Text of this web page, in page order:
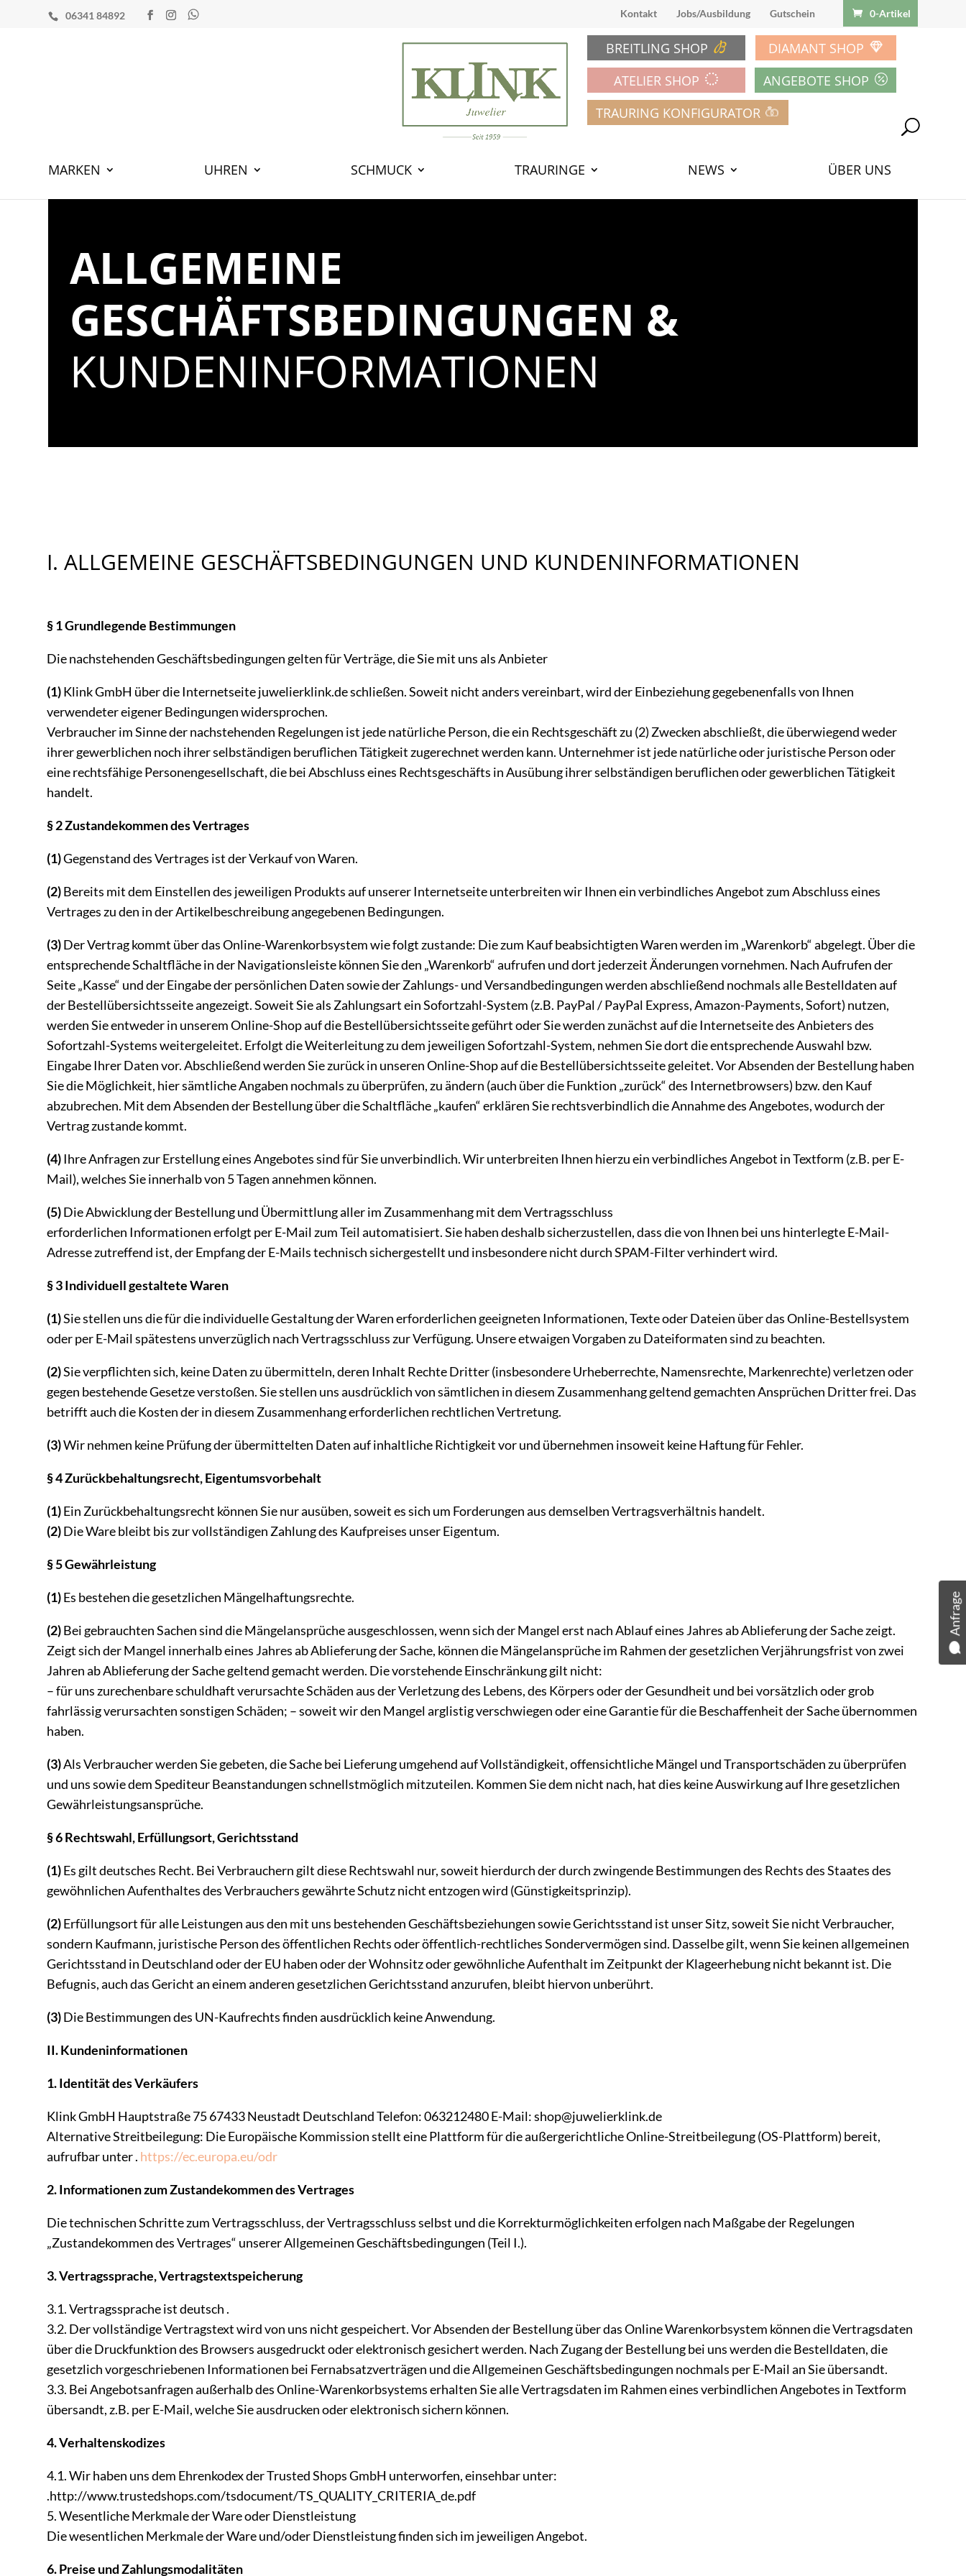
06341 84892 Kontakt Jobs/Ausbildung Gutschein 0-Artikel
MARKEN UHREN SCHMUCK TRAURINGE NEWS ÜBER UNS
BREITLING SHOP
DIAMANT SHOP
ATELIER SHOP
ANGEBOTE SHOP
TRAURING KONFIGURATOR
ALLGEMEINE
GESCHÄFTSBEDINGUNGEN &
KUNDENINFORMATIONEN
I. ALLGEMEINE GESCHÄFTSBEDINGUNGEN UND KUNDENINFORMATIONEN
§ 1 Grundlegende Bestimmungen
Die nachstehenden Geschäftsbedingungen gelten für Verträge, die Sie mit uns als Anbieter
(1)Klink GmbH über die Internetseite juwelierklink.de schließen. Soweit nicht anders vereinbart, wird der Einbeziehung gegebenenfalls von Ihnen
verwendeter eigener Bedingungen widersprochen.
Verbraucher im Sinne der nachstehenden Regelungen ist jede natürliche Person, die ein Rechtsgeschäft zu (2) Zwecken abschließt, die überwiegend weder
ihrer gewerblichen noch ihrer selbständigen beruflichen Tätigkeit zugerechnet werden kann. Unternehmer ist jede natürliche oder juristische Person oder
eine rechtsfähige Personengesellschaft, die bei Abschluss eines Rechtsgeschäfts in Ausübung ihrer selbständigen beruflichen oder gewerblichen Tätigkeit
handelt.
§ 2 Zustandekommen des Vertrages
(1)Gegenstand des Vertrages ist der Verkauf von Waren.
(2)Bereits mit dem Einstellen des jeweiligen Produkts auf unserer Internetseite unterbreiten wir Ihnen ein verbindliches Angebot zum Abschluss eines
Vertrages zu den in der Artikelbeschreibung angegebenen Bedingungen.
(3)Der Vertrag kommt über das Online-Warenkorbsystem wie folgt zustande: Die zum Kauf beabsichtigten Waren werden im „Warenkorb“ abgelegt. Über die
entsprechende Schaltfläche in der Navigationsleiste können Sie den „Warenkorb“ aufrufen und dort jederzeit Änderungen vornehmen. Nach Aufrufen der
Seite „Kasse“ und der Eingabe der persönlichen Daten sowie der Zahlungs- und Versandbedingungen werden abschließend nochmals alle Bestelldaten auf
der Bestellübersichtsseite angezeigt. Soweit Sie als Zahlungsart ein Sofortzahl-System (z.B. PayPal / PayPal Express, Amazon-Payments, Sofort) nutzen,
werden Sie entweder in unserem Online-Shop auf die Bestellübersichtsseite geführt oder Sie werden zunächst auf die Internetseite des Anbieters des
Sofortzahl-Systems weitergeleitet. Erfolgt die Weiterleitung zu dem jeweiligen Sofortzahl-System, nehmen Sie dort die entsprechende Auswahl bzw.
Eingabe Ihrer Daten vor. Abschließend werden Sie zurück in unseren Online-Shop auf die Bestellübersichtsseite geleitet. Vor Absenden der Bestellung haben
Sie die Möglichkeit, hier sämtliche Angaben nochmals zu überprüfen, zu ändern (auch über die Funktion „zurück“ des Internetbrowsers) bzw. den Kauf
abzubrechen. Mit dem Absenden der Bestellung über die Schaltfläche „kaufen“ erklären Sie rechtsverbindlich die Annahme des Angebotes, wodurch der
Vertrag zustande kommt.
(4)Ihre Anfragen zur Erstellung eines Angebotes sind für Sie unverbindlich. Wir unterbreiten Ihnen hierzu ein verbindliches Angebot in Textform (z.B. per E-
Mail), welches Sie innerhalb von 5 Tagen annehmen können.
(5)Die Abwicklung der Bestellung und Übermittlung aller im Zusammenhang mit dem Vertragsschluss
erforderlichen Informationen erfolgt per E-Mail zum Teil automatisiert. Sie haben deshalb sicherzustellen, dass die von Ihnen bei uns hinterlegte E-Mail-
Adresse zutreffend ist, der Empfang der E-Mails technisch sichergestellt und insbesondere nicht durch SPAM-Filter verhindert wird.
§ 3 Individuell gestaltete Waren
(1)Sie stellen uns die für die individuelle Gestaltung der Waren erforderlichen geeigneten Informationen, Texte oder Dateien über das Online-Bestellsystem
oder per E-Mail spätestens unverzüglich nach Vertragsschluss zur Verfügung. Unsere etwaigen Vorgaben zu Dateiformaten sind zu beachten.
(2)Sie verpflichten sich, keine Daten zu übermitteln, deren Inhalt Rechte Dritter (insbesondere Urheberrechte, Namensrechte, Markenrechte) verletzen oder
gegen bestehende Gesetze verstoßen. Sie stellen uns ausdrücklich von sämtlichen in diesem Zusammenhang geltend gemachten Ansprüchen Dritter frei. Das
betrifft auch die Kosten der in diesem Zusammenhang erforderlichen rechtlichen Vertretung.
(3)Wir nehmen keine Prüfung der übermittelten Daten auf inhaltliche Richtigkeit vor und übernehmen insoweit keine Haftung für Fehler.
§ 4 Zurückbehaltungsrecht, Eigentumsvorbehalt
(1)Ein Zurückbehaltungsrecht können Sie nur ausüben, soweit es sich um Forderungen aus demselben Vertragsverhältnis handelt.
(2)Die Ware bleibt bis zur vollständigen Zahlung des Kaufpreises unser Eigentum.
§ 5 Gewährleistung
(1)Es bestehen die gesetzlichen Mängelhaftungsrechte.
(2)Bei gebrauchten Sachen sind die Mängelansprüche ausgeschlossen, wenn sich der Mangel erst nach Ablauf eines Jahres ab Ablieferung der Sache zeigt.
Zeigt sich der Mangel innerhalb eines Jahres ab Ablieferung der Sache, können die Mängelansprüche im Rahmen der gesetzlichen Verjährungsfrist von zwei
Jahren ab Ablieferung der Sache geltend gemacht werden. Die vorstehende Einschränkung gilt nicht:
– für uns zurechenbare schuldhaft verursachte Schäden aus der Verletzung des Lebens, des Körpers oder der Gesundheit und bei vorsätzlich oder grob
fahrlässig verursachten sonstigen Schäden; – soweit wir den Mangel arglistig verschwiegen oder eine Garantie für die Beschaffenheit der Sache übernommen
haben.
(3)Als Verbraucher werden Sie gebeten, die Sache bei Lieferung umgehend auf Vollständigkeit, offensichtliche Mängel und Transportschäden zu überprüfen
und uns sowie dem Spediteur Beanstandungen schnellstmöglich mitzuteilen. Kommen Sie dem nicht nach, hat dies keine Auswirkung auf Ihre gesetzlichen
Gewährleistungsansprüche.
§ 6 Rechtswahl, Erfüllungsort, Gerichtsstand
(1)Es gilt deutsches Recht. Bei Verbrauchern gilt diese Rechtswahl nur, soweit hierdurch der durch zwingende Bestimmungen des Rechts des Staates des
gewöhnlichen Aufenthaltes des Verbrauchers gewährte Schutz nicht entzogen wird (Günstigkeitsprinzip).
(2)Erfüllungsort für alle Leistungen aus den mit uns bestehenden Geschäftsbeziehungen sowie Gerichtsstand ist unser Sitz, soweit Sie nicht Verbraucher,
sondern Kaufmann, juristische Person des öffentlichen Rechts oder öffentlich-rechtliches Sondervermögen sind. Dasselbe gilt, wenn Sie keinen allgemeinen
Gerichtsstand in Deutschland oder der EU haben oder der Wohnsitz oder gewöhnliche Aufenthalt im Zeitpunkt der Klageerhebung nicht bekannt ist. Die
Befugnis, auch das Gericht an einem anderen gesetzlichen Gerichtsstand anzurufen, bleibt hiervon unberührt.
(3)Die Bestimmungen des UN-Kaufrechts finden ausdrücklich keine Anwendung.
II. Kundeninformationen
1. Identität des Verkäufers
Klink GmbH Hauptstraße 75 67433 Neustadt Deutschland Telefon: 063212480 E-Mail: shop@juwelierklink.de
Alternative Streitbeilegung: Die Europäische Kommission stellt eine Plattform für die außergerichtliche Online-Streitbeilegung (OS-Plattform) bereit,
aufrufbar unter . https://ec.europa.eu/odr
2. Informationen zum Zustandekommen des Vertrages
Die technischen Schritte zum Vertragsschluss, der Vertragsschluss selbst und die Korrekturmöglichkeiten erfolgen nach Maßgabe der Regelungen
„Zustandekommen des Vertrages“ unserer Allgemeinen Geschäftsbedingungen (Teil I.).
3. Vertragssprache, Vertragstextspeicherung
3.1. Vertragssprache ist deutsch .
3.2. Der vollständige Vertragstext wird von uns nicht gespeichert. Vor Absenden der Bestellung über das Online Warenkorbsystem können die Vertragsdaten
über die Druckfunktion des Browsers ausgedruckt oder elektronisch gesichert werden. Nach Zugang der Bestellung bei uns werden die Bestelldaten, die
gesetzlich vorgeschriebenen Informationen bei Fernabsatzverträgen und die Allgemeinen Geschäftsbedingungen nochmals per E-Mail an Sie übersandt.
3.3. Bei Angebotsanfragen außerhalb des Online-Warenkorbsystems erhalten Sie alle Vertragsdaten im Rahmen eines verbindlichen Angebotes in Textform
übersandt, z.B. per E-Mail, welche Sie ausdrucken oder elektronisch sichern können.
4. Verhaltenskodizes
4.1. Wir haben uns dem Ehrenkodex der Trusted Shops GmbH unterworfen, einsehbar unter:
.http://www.trustedshops.com/tsdocument/TS_QUALITY_CRITERIA_de.pdf
5. Wesentliche Merkmale der Ware oder Dienstleistung
Die wesentlichen Merkmale der Ware und/oder Dienstleistung finden sich im jeweiligen Angebot.
6. Preise und Zahlungsmodalitäten
Anfrage